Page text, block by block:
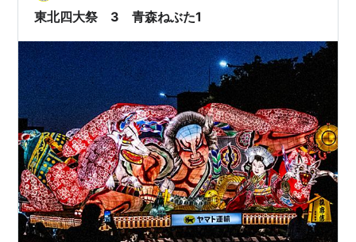
東北四大祭 3 青森ねぶた1